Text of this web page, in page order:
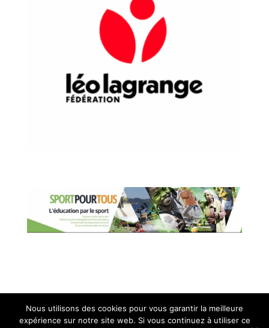
Nous utilisons des cookies pour vous garantir la meilleure
expérience sur notre site web. Si vous continuez à utiliser ce